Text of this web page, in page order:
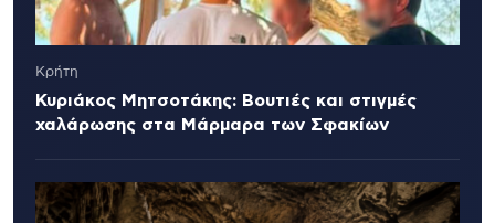
Κρήτη
Κυριάκος Μητσοτάκης: Βουτιές και στιγμές
χαλάρωσης στα Μάρμαρα των Σφακίων